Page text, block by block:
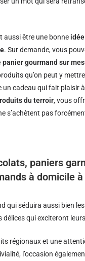
aussi être une bonne
. Sur demande, vous
gourmand sur
qu’on peut y
cadeau qui fait plaisir à
du terroir, vous
s’achètent pas
paniers
à domicile
qui séduira aussi bien
délices qui exciteront
régionaux et une
l’occasion